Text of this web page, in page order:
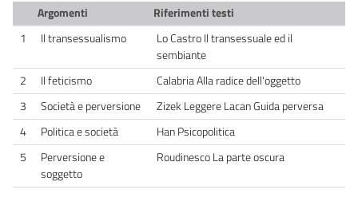
Argomenti
Riferimenti testi
1
Il transessualismo
Lo Castro Il transessuale ed il
sembiante
2
Il feticismo
Calabria Alla radice dell'oggetto
3
Società e perversione
Zizek Leggere Lacan Guida perversa
4
Politica e società
Han Psicopolitica
5
Perversione e
soggetto
Roudinesco La parte oscura